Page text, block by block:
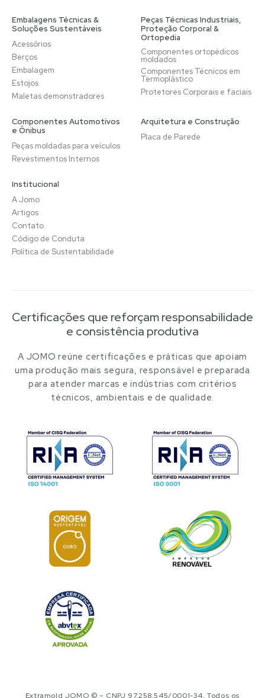
Embalagens Técnicas &
Soluções Sustentáveis
Acessórios
Berços
Embalagem
Estojos
Maletas demonstradores
Peças Técnicas Industriais,
Proteção Corporal &
Ortopedia
Componentes ortopédicos
moldados
Componentes Técnicos em
Termoplástico
Protetores Corporais e faciais
Componentes Automotivos
e Ônibus
Peças moldadas para veículos
Revestimentos Internos
Arquitetura e Construção
Placa de Parede
Institucional
A Jomo
Artigos
Contato
Código de Conduta
Política de Sustentabilidade
Certificações que reforçam responsabilidade
e consistência produtiva
A JOMO reúne certificações e práticas que apoiam
uma produção mais segura, responsável e preparada
para atender marcas e indústrias com critérios
técnicos, ambientais e de qualidade.
Extramold JOMO © – CNPJ 97.258.545/0001-34. Todos os